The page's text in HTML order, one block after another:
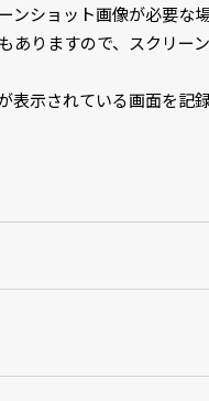
ンショット画像が必要な
ありますので、スクリー
表示されている画面を記